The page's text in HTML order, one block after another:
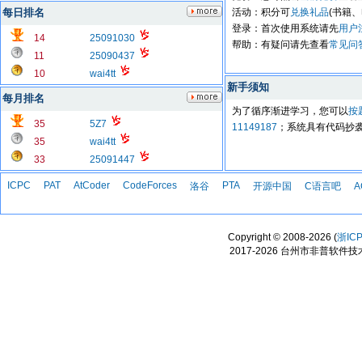
每日排名
14
25091030
11
25090437
10
wai4tt
每月排名
35
5Z7
35
wai4tt
33
25091447
活动：积分可兑换礼品(书籍
登录：首次使用系统请先用户
帮助：有疑问请先查看常见问
新手须知
为了循序渐进学习，您可以按
11149187 ；系统具有代码抄
ICPC PAT AtCoder CodeForces 洛谷 PTA 开源中国 C语言吧
Copyright © 2008-2026 (浙
2017-2026 台州市非普软件